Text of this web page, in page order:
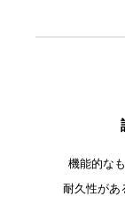
機能的な
耐久性があ